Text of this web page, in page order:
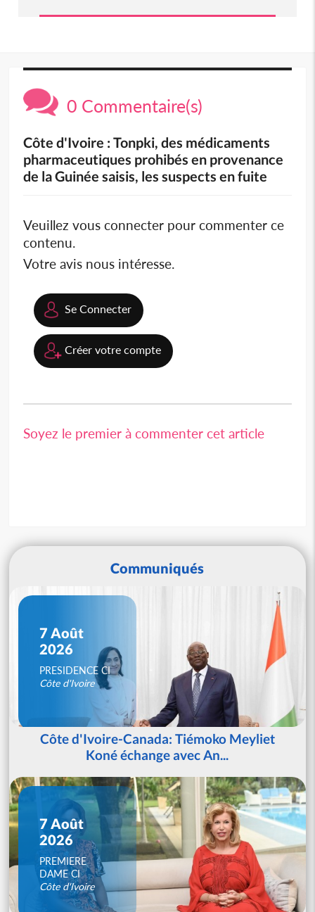
0 Commentaire(s)
Côte d'Ivoire : Tonpki, des médicaments
pharmaceutiques prohibés en provenance
de la Guinée saisis, les suspects en fuite
Veuillez vous connecter pour commenter ce
contenu.
Votre avis nous intéresse.
Se Connecter
Créer votre compte
Soyez le premier à commenter cet article
Communiqués
7 Août
2026
PRESIDENCE CI
Côte d'Ivoire
Côte d'Ivoire-Canada: Tiémoko Meyliet
Koné échange avec An...
7 Août
2026
PREMIERE
DAME CI
Côte d'Ivoire